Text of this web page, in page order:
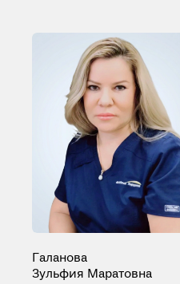
Галанова
Зульфия Маратовна